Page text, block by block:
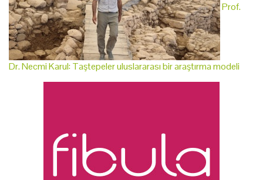
Prof.
Dr. Necmi Karul: Taştepeler uluslararası bir araştırma modeli